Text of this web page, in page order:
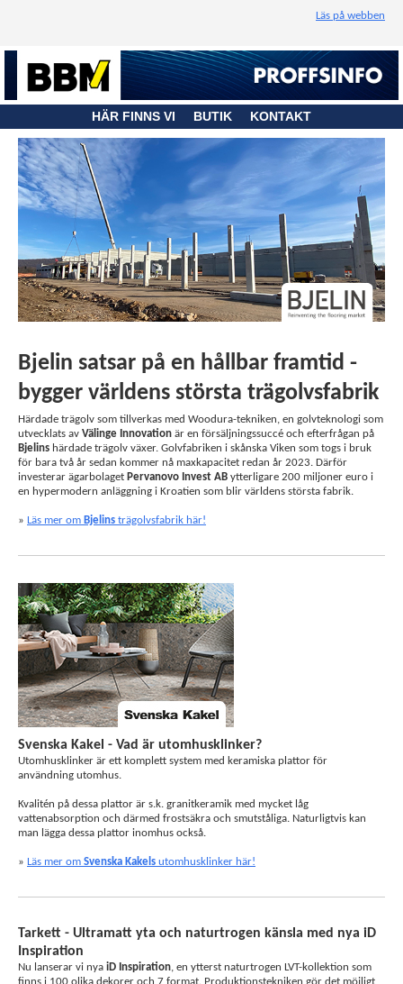
Läs på webben
HÄR FINNS VI BUTIK KONTAKT
Bjelin satsar på en hållbar framtid -
bygger världens största trägolvsfabrik
Härdade trägolv som tillverkas med Woodura-tekniken, en golvteknologi som
utvecklats av Välinge Innovation är en försäljningssuccé och efterfrågan på
Bjelins härdade trägolv växer. Golvfabriken i skånska Viken som togs i bruk
för bara två år sedan kommer nå maxkapacitet redan år 2023. Därför
investerar ägarbolaget Pervanovo Invest AB ytterligare 200 miljoner euro i
en hypermodern anläggning i Kroatien som blir världens största fabrik.
» Läs mer om Bjelins trägolvsfabrik här!
Svenska Kakel - Vad är utomhusklinker?
Utomhusklinker är ett komplett system med keramiska plattor för
användning utomhus.
Kvalitén på dessa plattor är s.k. granitkeramik med mycket låg
vattenabsorption och därmed frostsäkra och smutståliga. Naturligtvis kan
man lägga dessa plattor inomhus också.
» Läs mer om Svenska Kakels utomhusklinker här!
Tarkett - Ultramatt yta och naturtrogen känsla med nya iD
Inspiration
Nu lanserar vi nya iD Inspiration, en ytterst naturtrogen LVT-kollektion som